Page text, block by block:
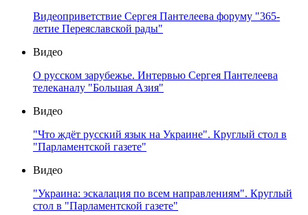
Видеоприветствие Сергея Пантелеева форуму "365-
летие Переяславской рады"
Видео
О русском зарубежье. Интервью Сергея Пантелеева
телеканалу "Большая Азия"
Видео
"Что ждёт русский язык на Украине". Круглый стол в
"Парламентской газете"
Видео
"Украина: эскалация по всем направлениям". Круглый
стол в "Парламентской газете"